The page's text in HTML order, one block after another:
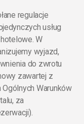
regulacje
usług
W
wyjazd,
do zwrotu
zawartej z
Warunków
za